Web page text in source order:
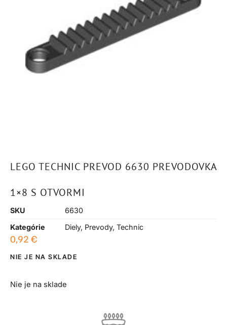
LEGO TECHNIC PREVOD 6630 PREVODOVKA
1×8 S OTVORMI
SKU
6630
Kategórie
Diely, Prevody, Technic
0,92 €
NIE JE NA SKLADE
Nie je na sklade